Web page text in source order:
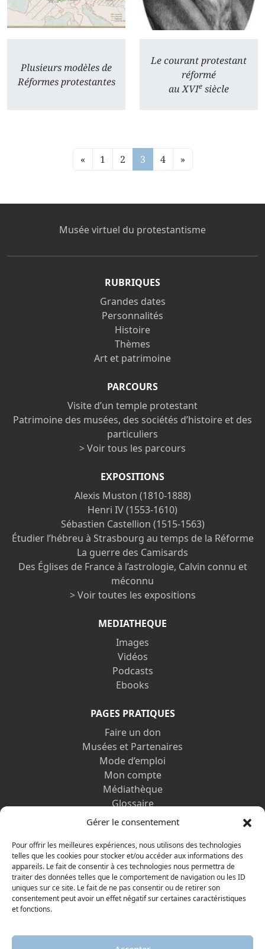
Gérer le consentement
Pour offrir les meilleures expériences, nous utilisons des technologies
telles que les cookies pour stocker et/ou accéder aux informations des
appareils. Le fait de consentir à ces technologies nous permettra de
traiter des données telles que le comportement de navigation ou les ID
uniques sur ce site. Le fait de ne pas consentir ou de retirer son
consentement peut avoir un effet négatif sur certaines caractéristiques
et fonctions.
Plusieurs modèles de
Réformes protestantes
Le courant protestant
réformé
au XVIe siècle
« 1 2 3 4 »
Musée virtuel du protestantisme
RUBRIQUES
Grandes dates
Personnalités
Histoire
Thèmes
Art et patrimoine
PARCOURS
Visite d’un temple protestant
Patrimoine des musées, des sociétés d’histoire et des
particuliers
> Voir tous les parcours
EXPOSITIONS
Alexis Muston (1810-1888)
Henri IV (1553-1610)
Sébastien Castellion (1515-1563)
Étudier l’hébreu à Strasbourg au temps de la Réforme
La guerre des Camisards
Des Églises de France à l’astrologie, Calvin connu et
méconnu
> Voir toutes les expositions
MEDIATHEQUE
Images
Vidéos
Podcasts
Ebooks
PAGES PRATIQUES
Faire un don
Musées et Partenaires
Mode d’emploi
Mon compte
Médiathèque
Glossaire
Contactez-nous
Vos informations personnelles et cookies
DÉCOUVRIR AUSSI